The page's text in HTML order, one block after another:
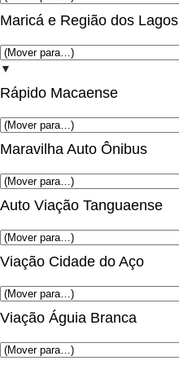
Maricá e Região dos Lagos
▼
Rápido Macaense
Maravilha Auto Ônibus
Auto Viação Tanguaense
Viação Cidade do Aço
Viação Águia Branca